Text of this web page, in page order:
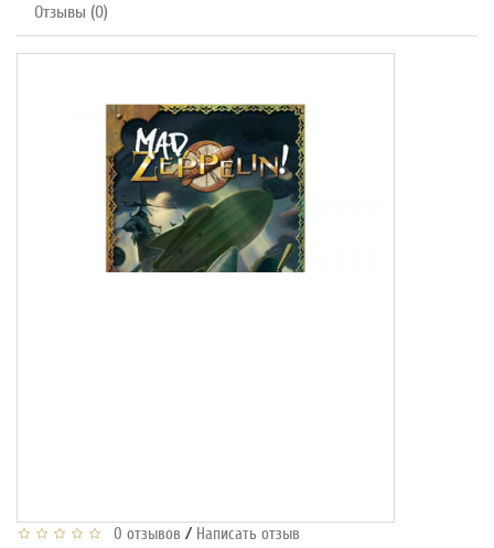
Отзывы (0)
0 отзывов / Написать отзыв